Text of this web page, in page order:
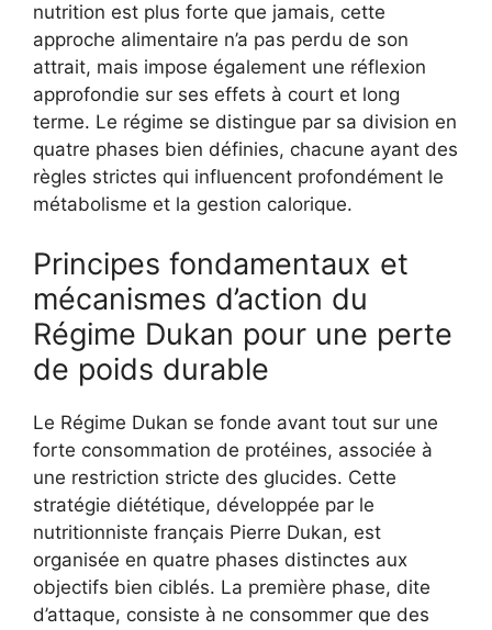
nutrition est plus forte que jamais, cette
approche alimentaire n’a pas perdu de son
attrait, mais impose également une réflexion
approfondie sur ses effets à court et long
terme. Le régime se distingue par sa division en
quatre phases bien définies, chacune ayant des
règles strictes qui influencent profondément le
métabolisme et la gestion calorique.
Principes fondamentaux et
mécanismes d’action du
Régime Dukan pour une perte
de poids durable
Le Régime Dukan se fonde avant tout sur une
forte consommation de protéines, associée à
une restriction stricte des glucides. Cette
stratégie diététique, développée par le
nutritionniste français Pierre Dukan, est
organisée en quatre phases distinctes aux
objectifs bien ciblés. La première phase, dite
d’attaque, consiste à ne consommer que des